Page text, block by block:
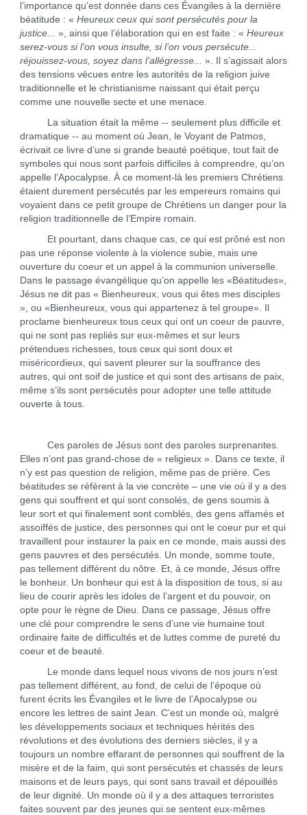
l’importance qu’est donnée dans ces Évangiles à la dernière
béatitude : « Heureux ceux qui sont persécutés pour la
justice... », ainsi que l’élaboration qui en est faite : « Heureux
serez-vous si l’on vous insulte, si l’on vous persécute...
réjouissez-vous, soyez dans l’allégresse... ». Il s’agissait alors
des tensions vécues entre les autorités de la religion juive
traditionnelle et le christianisme naissant qui était perçu
comme une nouvelle secte et une menace.
La situation était la même -- seulement plus difficile et
dramatique -- au moment où Jean, le Voyant de Patmos,
écrivait ce livre d’une si grande beauté poétique, tout fait de
symboles qui nous sont parfois difficiles à comprendre, qu’on
appelle l’Apocalypse. À ce moment-là les premiers Chrétiens
étaient durement persécutés par les empereurs romains qui
voyaient dans ce petit groupe de Chrétiens un danger pour la
religion traditionnelle de l’Empire romain.
Et pourtant, dans chaque cas, ce qui est prôné est non
pas une réponse violente à la violence subie, mais une
ouverture du coeur et un appel à la communion universelle.
Dans le passage évangélique qu’on appelle les «Béatitudes»,
Jésus ne dit pas « Bienheureux, vous qui êtes mes disciples
», ou «Bienheureux, vous qui appartenez à tel groupe». Il
proclame bienheureux tous ceux qui ont un coeur de pauvre,
qui ne sont pas repliés sur eux-mêmes et sur leurs
prétendues richesses, tous ceux qui sont doux et
miséricordieux, qui savent pleurer sur la souffrance des
autres, qui ont soif de justice et qui sont des artisans de paix,
même s’ils sont persécutés pour adopter une telle attitude
ouverte à tous.
Ces paroles de Jésus sont des paroles surprenantes.
Elles n’ont pas grand-chose de « religieux ». Dans ce texte, il
n’y est pas question de religion, même pas de prière. Ces
béatitudes se réfèrent à la vie concrète – une vie où il y a des
gens qui souffrent et qui sont consolés, de gens soumis à
leur sort et qui finalement sont comblés, des gens affamés et
assoiffés de justice, des personnes qui ont le coeur pur et qui
travaillent pour instaurer la paix en ce monde, mais aussi des
gens pauvres et des persécutés. Un monde, somme toute,
pas tellement différent du nôtre. Et, à ce monde, Jésus offre
le bonheur. Un bonheur qui est à la disposition de tous, si au
lieu de courir après les idoles de l’argent et du pouvoir, on
opte pour le règne de Dieu. Dans ce passage, Jésus offre
une clé pour comprendre le sens d’une vie humaine tout
ordinaire faite de difficultés et de luttes comme de pureté du
coeur et de beauté.
Le monde dans lequel nous vivons de nos jours n’est
pas tellement différent, au fond, de celui de l’époque où
furent écrits les Évangiles et le livre de l’Apocalypse ou
encore les lettres de saint Jean. C’est un monde où, malgré
les développements sociaux et techniques hérités des
révolutions et des évolutions des derniers siècles, il y a
toujours un nombre effarant de personnes qui souffrent de la
misère et de la faim, qui sont persécutés et chassés de leurs
maisons et de leurs pays, qui sont sans travail et dépouillés
de leur dignité. Un monde où il y a des attaques terroristes
faites souvent par des jeunes qui se sentent eux-mêmes